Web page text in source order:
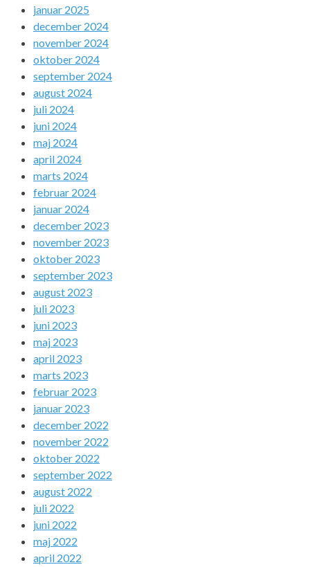
januar 2025
december 2024
november 2024
oktober 2024
september 2024
august 2024
juli 2024
juni 2024
maj 2024
april 2024
marts 2024
februar 2024
januar 2024
december 2023
november 2023
oktober 2023
september 2023
august 2023
juli 2023
juni 2023
maj 2023
april 2023
marts 2023
februar 2023
januar 2023
december 2022
november 2022
oktober 2022
september 2022
august 2022
juli 2022
juni 2022
maj 2022
april 2022